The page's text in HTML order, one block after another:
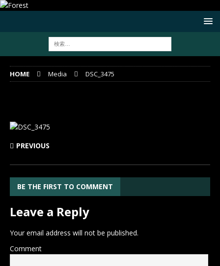
HOME Media DSC_3475
PREVIOUS
BE THE FIRST TO COMMENT
Leave a Reply
Your email address will not be published.
Comment